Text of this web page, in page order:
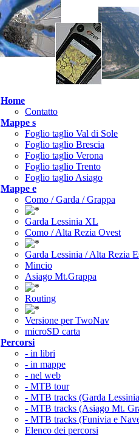
Home
Contatto
Mappe s
Foglio taglio Val di Sole
Foglio taglio Brescia
Foglio taglio Verona
Foglio taglio Trento
Foglio taglio Asiago
Mappe e
Como / Garda / Grappa
Garda Lessinia XL
Como / Alta Rezia Ovest
Garda Lessinia / Alta Rezia
Mincio
Asiago Mt.Grappa
Routing
Versione per TwoNav
microSD carta
Percorsi
- in libri
- in mappe
- nel web
- MTB tour
- MTB tracks (Garda
- MTB tracks (Asiago Mt.
- MTB tracks (Funivia e
Elenco dei percorsi